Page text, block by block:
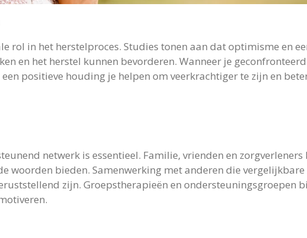
rol in het herstelproces. Studies tonen aan dat optimisme en
en het herstel kunnen bevorderen. Wanneer je
positieve houding je helpen om veerkrachtiger te zijn en
netwerk is essentieel. Familie, vrienden en
woorden bieden. Samenwerking met anderen die
zijn. Groepstherapieën en ondersteuningsgroepen